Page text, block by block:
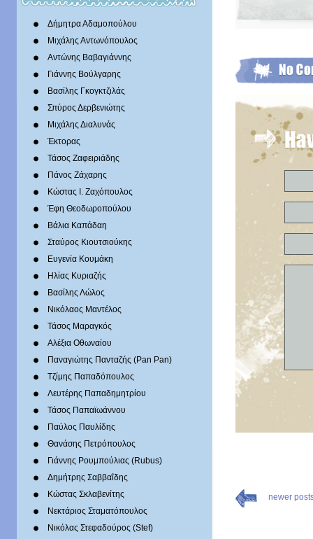
Δήμητρα Αδαμοπούλου
Μιχάλης Αντωνόπουλος
Αντώνης Βαβαγιάννης
Γιάννης Βούλγαρης
Βασίλης Γκογκτζιλάς
Σπύρος Δερβενιώτης
Mιχάλης Διαλυνάς
Έκτορας
Τάσος Ζαφειριάδης
Πάνος Ζάχαρης
Κώστας Ι. Ζαχόπουλoς
Έφη Θεοδωροπούλου
Βάλια Καπάδαη
Σταύρος Κιουτσιούκης
Ευγενία Κουμάκη
Ηλίας Κυριαζής
Βασίλης Λώλος
Νικόλαος Μαντέλος
Τάσος Μαραγκός
Αλέξια Οθωναίου
Παναγιώτης Πανταζής (Pan Pan)
Τζίμης Παπαδόπουλος
Λευτέρης Παπαδημητρίου
Τάσος Παπαϊωάννου
Παύλος Παυλίδης
Θανάσης Πετρόπουλος
Γιάννης Ρουμπούλιας (Rubus)
Δημήτρης Σαββαΐδης
Κώστας Σκλαβενίτης
Νεκτάριος Σταματόπουλος
Νικόλας Στεφαδούρος (Stef)
newer